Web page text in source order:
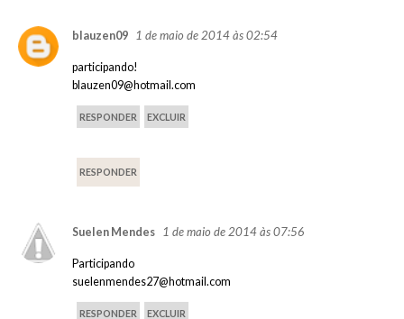
blauzen09 1 de maio de 2014 às 02:54
participando!
blauzen09@hotmail.com
RESPONDER EXCLUIR
RESPONDER
Suelen Mendes 1 de maio de 2014 às 07:56
Participando
suelenmendes27@hotmail.com
RESPONDER EXCLUIR